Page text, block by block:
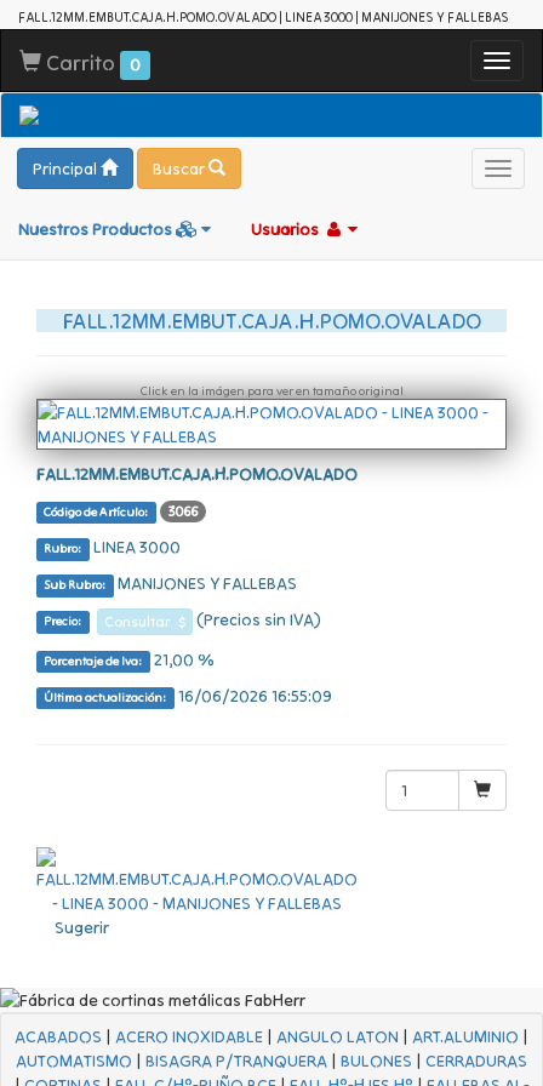
FALL.12MM.EMBUT.CAJA.H.POMO.OVALADO | LINEA 3000 | MANIJONES Y FALLEBAS
Carrito 0
Principal Buscar
Nuestros Productos Usuarios
FALL.12MM.EMBUT.CAJA.H.POMO.OVALADO
Click en la imágen para ver en tamaño original
FALL.12MM.EMBUT.CAJA.H.POMO.OVALADO
Código de Artículo: 3066
Rubro: LINEA 3000
Sub Rubro: MANIJONES Y FALLEBAS
Precio: Consultar $ (Precios sin IVA)
Porcentaje de Iva: 21,00 %
Última actualización: 16/06/2026 16:55:09
Sugerir
ACABADOS | ACERO INOXIDABLE | ANGULO LATON | ART.ALUMINIO |
AUTOMATISMO | BISAGRA P/TRANQUERA | BULONES | CERRADURAS